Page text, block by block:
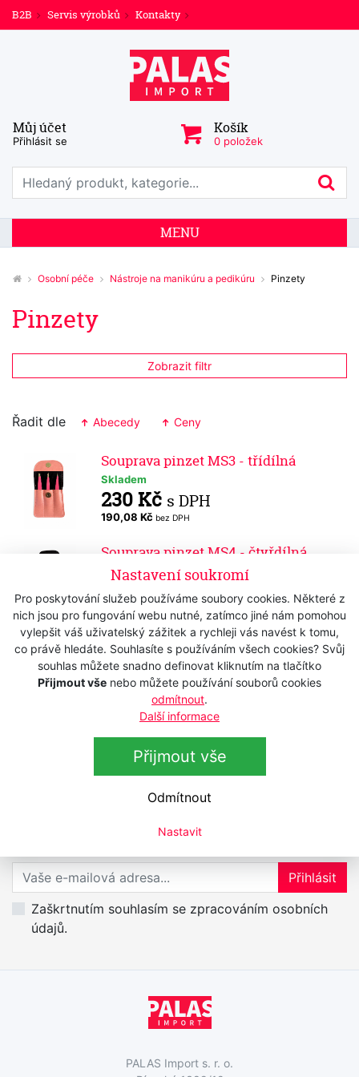
Nastavení soukromí
Pro poskytování služeb používáme soubory cookies. Některé z
nich jsou pro fungování webu nutné, zatímco jiné nám pomohou
vylepšit váš uživatelský zážitek a rychleji vás navést k tomu,
co právě hledáte. Souhlasíte s používáním všech cookies? Svůj
souhlas můžete snadno definovat kliknutím na tlačítko
Přijmout vše nebo můžete používání souborů cookies
odmítnout.
Další informace
Přijmout vše
Odmítnout
Nastavit
B2B Servis výrobků Kontakty
Můj účet
Přihlásit se
Košík
0 položek
Prohledat web
MENU
Osobní péče Nástroje na manikúru a pedikúru Pinzety
Pinzety
Zobrazit filtr
Řadit dle Abecedy Ceny
Souprava pinzet MS3 - třídílná
Skladem
230 Kč s DPH
190,08 Kč bez DPH
Souprava pinzet MS4 - čtyřdílná
Skladem
340 Kč s DPH
280,99 Kč bez DPH
Pinzeta DOVO Solingen 46351201 -
šikmá - 3,75"
Skladem
480 Kč s DPH
396,69 Kčbez DPH
Přihlášení k odběru newsletteru
Přihlaste se k odběru novinek
Přihlásit
Zaškrtnutím souhlasím se zpracováním osobních
údajů.
PALAS Import s. r. o.